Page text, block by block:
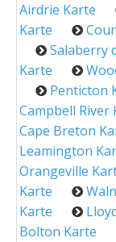
Airdrie Karte
Karte
Salaberry
Karte
Penticton
Campbell River
Cape Breton
Leamington
Orangeville
Karte
Karte
Bolton Karte